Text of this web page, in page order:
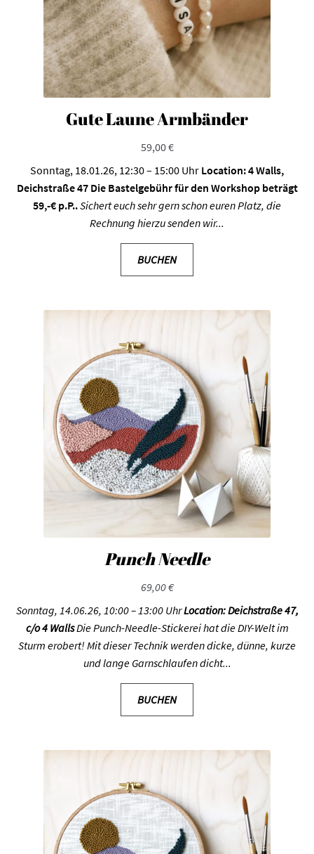
werden
Gute Laune Armbänder
59,00€
Sonntag, 18.01.26, 12:30 – 15:00 Uhr Location: 4 Walls,
Deichstraße 47 Die Bastelgebühr für den Workshop beträgt
59,-€ p.P..Sichert euch sehr gern schon euren Platz, die
Rechnung hierzu senden wir...
BUCHEN
Punch Needle
69,00€
Sonntag, 14.06.26, 10:00 – 13:00 UhrLocation: Deichstraße 47,
c/o 4 WallsDie Punch-Needle-Stickerei hat die DIY-Welt im
Sturm erobert! Mit dieser Technik werden dicke, dünne, kurze
und lange Garnschlaufen dicht...
BUCHEN